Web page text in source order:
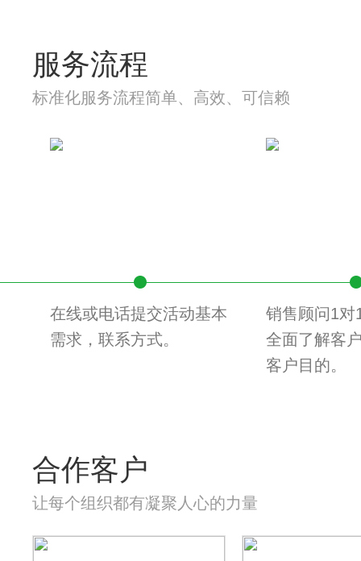
服务流程
标准化服务流程简单、高效、可信赖
在线或电话提交活动基本
需求，联系方式。
销售顾问1对
全面了解客
客户目的。
合作客户
让每个组织都有凝聚人心的力量